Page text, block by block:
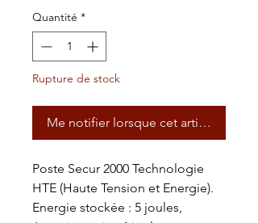
Quantité *
Rupture de stock
Me notifier lorsque cet article est
Poste Secur 2000 Technologie
HTE (Haute Tension et Energie).
Energie stockée : 5 joules,